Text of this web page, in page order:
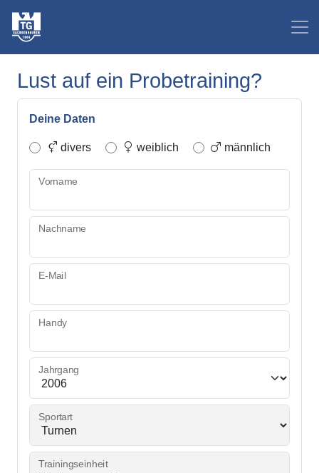
Lust auf ein Probetraining?
Deine Daten
divers weiblich männlich
Vorname
Nachname
E-Mail
Handy
Jahrgang
Sportart
Trainingseinheit